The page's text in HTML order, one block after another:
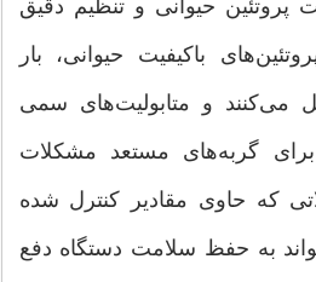
پروتئین حیوانی و تنظیم دقیق
باکیفیت حیوانی، بار
می‌کنند و متابولیت‌های سمی
برای گربه‌های مستعد مشکلات
که حاوی مقادیر کنترل شده
به حفظ سلامت دستگاه دفع